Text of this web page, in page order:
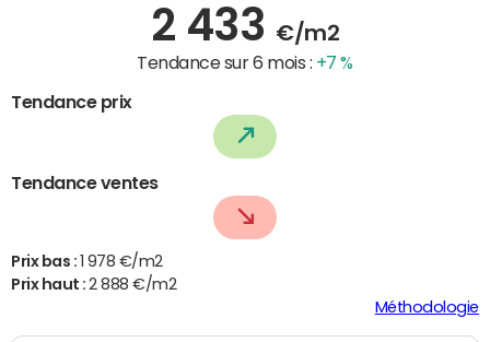
2 433 €/m2
Tendance sur 6 mois : +7 %
Tendance prix
Tendance ventes
Prix bas : 1 978 €/m2
Prix haut :2 888 €/m2
Méthodologie